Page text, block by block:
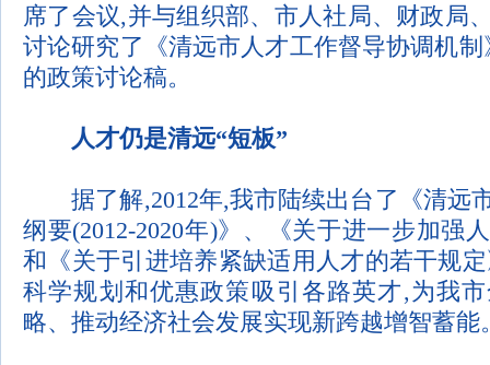
席了会议,并与组织部、市人社局、财政局
讨论研究了《清远市人才工作督导协调机制
的政策讨论稿。
人才仍是清远“短板”
据了解,2012年,我市陆续出台了《清远
纲要(2012-2020年)》、《关于进一步加强
和《关于引进培养紧缺适用人才的若干规
科学规划和优惠政策吸引各路英才,为我
略、推动经济社会发展实现新跨越增智蓄能